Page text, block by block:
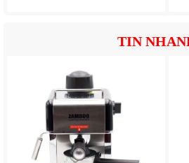
Công suất mạnh mẽ 1800W
Công suất lớn giúp máy làm
gian và điện năng. Thức ăn được
vẫn giữ được độ ngon tự nhiên.
Chế độ hẹn giờ và tự ngắt
Đảm bảo an toàn tuyệt đối. Bạn
TIN